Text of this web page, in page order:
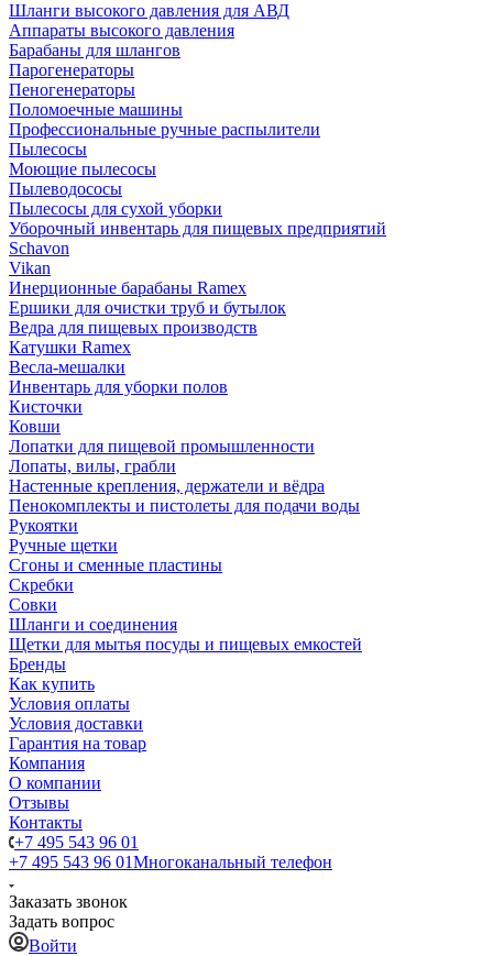
Шланги высокого давления для АВД
Аппараты высокого давления
Барабаны для шлангов
Парогенераторы
Пеногенераторы
Поломоечные машины
Профессиональные ручные распылители
Пылесосы
Моющие пылесосы
Пылеводососы
Пылесосы для сухой уборки
Уборочный инвентарь для пищевых предприятий
Schavon
Vikan
Инерционные барабаны Ramex
Ершики для очистки труб и бутылок
Ведра для пищевых производств
Катушки Ramex
Весла-мешалки
Инвентарь для уборки полов
Кисточки
Ковши
Лопатки для пищевой промышленности
Лопаты, вилы, грабли
Настенные крепления, держатели и вёдра
Пенокомплекты и пистолеты для подачи воды
Рукоятки
Ручные щетки
Сгоны и сменные пластины
Скребки
Совки
Шланги и соединения
Щетки для мытья посуды и пищевых емкостей
Бренды
Как купить
Условия оплаты
Условия доставки
Гарантия на товар
Компания
О компании
Отзывы
Контакты
+7 495 543 96 01
+7 495 543 96 01Многоканальный телефон
Заказать звонок
Задать вопрос
Войти